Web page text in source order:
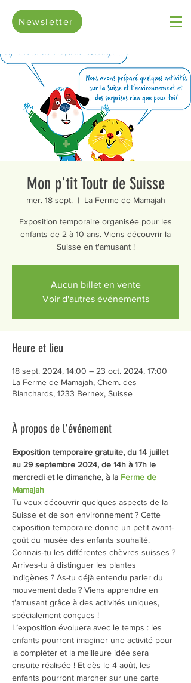
Newsletter
Mon p'tit Toutr de Suisse
mer. 18 sept.
  |
La Ferme de Mamajah
Exposition temporaire organisée pour les
enfants de 2 à 10 ans. Viens découvrir la
Suisse en t'amusant !
Aucun billet en vente
Voir d'autres événements
Heure et lieu
18 sept. 2024, 14:00 – 23 oct. 2024, 17:00
La Ferme de Mamajah, Chem. des
Blanchards, 1233 Bernex, Suisse
À propos de l'événement
Exposition temporaire gratuite, du 14 juillet
au 29 septembre 2024, de 14h à 17h le
mercredi et le dimanche, à la Ferme de
Mamajah
Tu veux découvrir quelques aspects de la
Suisse et de son environnement ? Cette
exposition temporaire donne un petit avant-
goût du musée des enfants souhaité.
Connais-tu les différentes chèvres suisses ?
Arrives-tu à distinguer les plantes
indigènes ? As-tu déjà entendu parler du
mouvement dada ? Viens apprendre en
t’amusant grâce à des activités uniques,
spécialement conçues !
L’exposition évoluera avec le temps : les
enfants pourront imaginer une activité pour
la compléter et la meilleure idée sera
ensuite réalisée ! Et dès le 4 août, les
enfants pourront marcher sur une carte